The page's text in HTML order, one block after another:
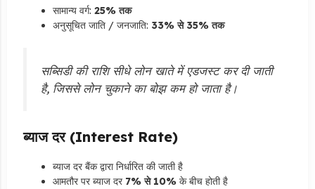
सामान्य वर्ग: 25% तक
अनुसूचित जाति / जनजाति: 33% से 35% तक
सब्सिडी की राशि सीधे लोन खाते में एडजस्ट कर दी जाती
है, जिससे लोन चुकाने का बोझ कम हो जाता है।
ब्याज दर (Interest Rate)
ब्याज दर बैंक द्वारा निर्धारित की जाती है
आमतौर पर ब्याज दर 7% से 10%के बीच होती है